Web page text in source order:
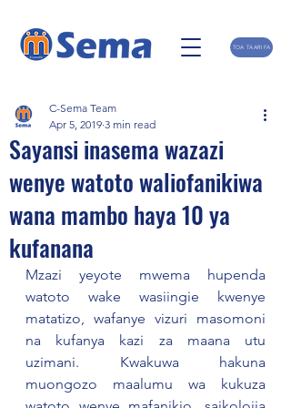
TOA TAARIFA
Sayansi inasema wazazi
wenye watoto waliofanikiwa
wana mambo haya 10 ya
kufanana
C-Sema Team
Apr 5, 2019 3 min read
Mzazi yeyote mwema hupenda
watoto wake wasiingie kwenye
matatizo, wafanye vizuri masomoni
na kufanya kazi za maana utu
uzimani. Kwakuwa hakuna
muongozo maalumu wa kukuza